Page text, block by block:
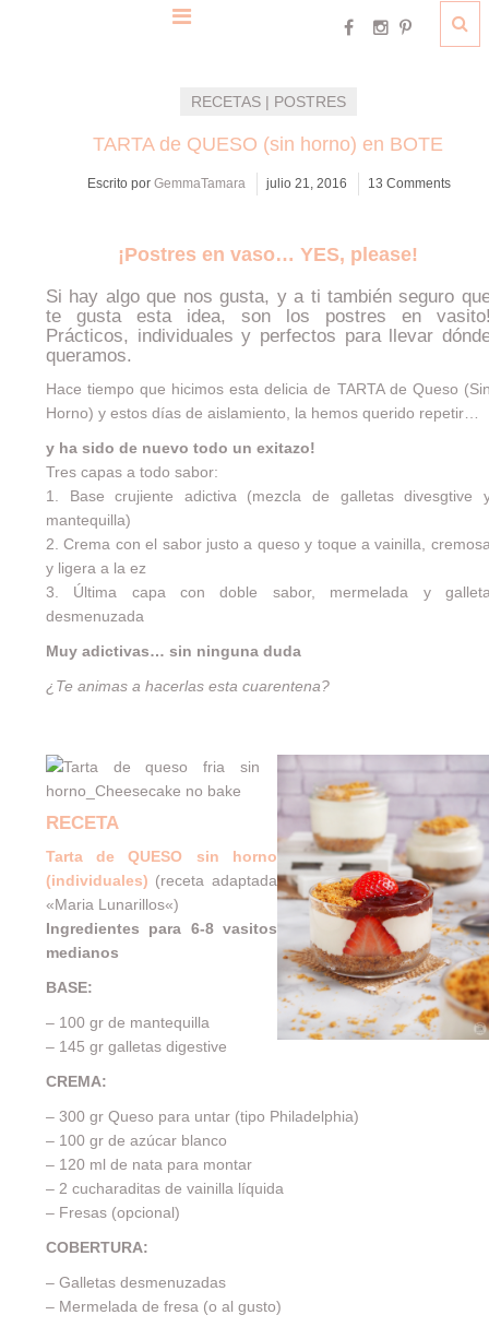
RECETAS | POSTRES
TARTA de QUESO (sin horno) en BOTE
Escrito porGemmaTamara julio 21, 2016 13 Comments
¡Postres en vaso… YES, please!
Si hay algo que nos gusta, y a ti también seguro
te gusta esta idea, son los postres en
Prácticos, individuales y perfectos para llevar
queramos.
Hace tiempo que hicimos esta delicia de TARTA de Queso
Horno) y estos días de aislamiento, la hemos querido repetir…
y ha sido de nuevo todo un exitazo!
Tres capas a todo sabor:
1. Base crujiente adictiva (mezcla de galletas divesgtive
mantequilla)
2. Crema con el sabor justo a queso y toque a vainilla,
y ligera a la ez
3. Última capa con doble sabor, mermelada y
desmenuzada
Muy adictivas… sin ninguna duda
¿Te animas a hacerlas esta cuarentena?
RECETA
Tarta de QUESO sin horno
(individuales) (receta adaptada
«Maria Lunarillos«)
Ingredientes para 6-8 vasitos
medianos
BASE:
– 100 gr de mantequilla
– 145 gr galletas digestive
CREMA:
– 300 gr Queso para untar (tipo Philadelphia)
– 100 gr de azúcar blanco
– 120 ml de nata para montar
– 2 cucharaditas de vainilla líquida
– Fresas (opcional)
COBERTURA:
– Galletas desmenuzadas
– Mermelada de fresa (o al gusto)